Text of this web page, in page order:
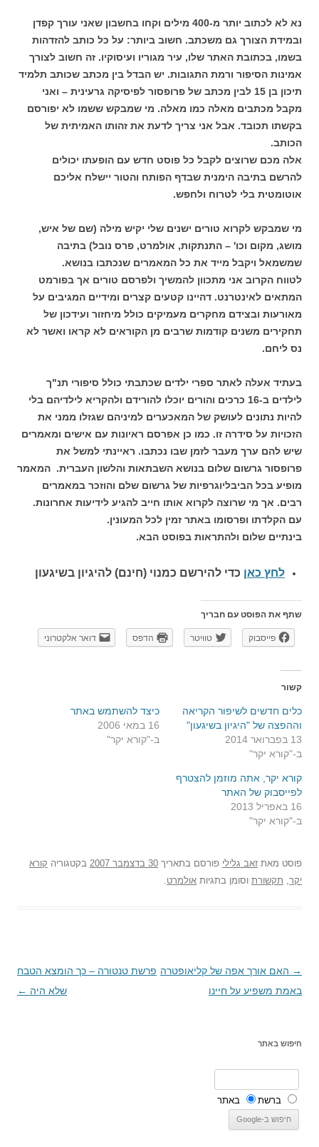
נא לא לכתוב יותר מ-400 מילים וקחו בחשבון שאני עורך קפדן
ובמידת הצורך גם משכתב. חשוב ביותר: על כל כותב להזדהות
בשמו, בכתובת האתר שלו, עיר מגוריו ועיסוקיו. זה חשוב לצורך
אמינות הסיפור ורמת התגובות. יש הבדל בין מכתב שכותב תלמיד
תיכון בן 15 לבין מכתב של פרופסור לפיסיקה גרעינית – ואני
מקבל מכתבים מאלה כמו מאלה. מי שמבקש ששמו לא יפורסם
בקשתו תכובד. אבל אני צריך לדעת את זהותו האמיתית של
הכותב.
אלה מכם שרוצים לקבל כל פוסט חדש עם הופעתו יכולים
להרשם בתיבה הימנית שבדף הפותח והטור יישלח אליכם
אוטומטית בלי לטרוח ולחפש.
מי שמבקש לקרוא טורים ישנים שלי יקיש מילה (שם של איש,
מושג, מקום וכו' – התנתקות, אולמרט, פרס נובל) בתיבה
שמשמאל ויקבל מייד את כל המאמרים שנכתבו בנושא.
לטווח הקרוב אני מתכוון להמשיך ולפרסם טורים אך בפורמט
המתאים לאינטרנט. דהיינו קטעים קצרים ומידיים המגיבים על
מאורעות ובצידם מחקרים מעמיקים כולל מיחזור ועידכון של
תחקירים משנים קודמות שרבים מן הקוראים לא קראו ואשר לא
נס ליחם.
בעתיד אעלה לאתר ספרי ילדים שכתבתי כולל סיפורי תנ"ך
לילדים ב-16 כרכים והורים יוכלו להורידם ולהקריא לילדיהם בלי
להיות נתונים לעושק של המאכערים למיניהם שגזלו ממני את
הזכויות על סידרה זו. כמו כן אפרסם ראיונות עם אישים ומאמרים
שיש להם ערך מעבר לזמן שבו נכתבו. ראיינתי למשל את
פרופסור גרשום שלום בנושא השבתאות והלשון העברית. המאמר
מופיע בכל הביבליוגרפיות של גרשום שלם והוזכר במאמרים
רבים. אך מי שרוצה לקרוא אותו חייב להגיע לידיעות אחרונות.
עם הקלדתו ופרסומו באתר זמין לכל המעונין.
בינתיים שלום ולהתראות בפוסט הבא.
לחץ כאן כדי להירשם כמנוי (חינם) להיגיון בשיגעון
שתף את הפוסט עם חבריך
פייסבוק טוויטר הדפס דואר אלקטרוני
קשור
כלים חדשים לשיפור הקריאה
וההפצה של "היגיון בשיגעון"
13 בפברואר 2014
ב-"קורא יקר"
כיצד להשתמש באתר
16 במאי 2006
ב-"קורא יקר"
קורא יקר, אתה מוזמן להצטרף
לפייסבוק של האתר
16 באפריל 2013
ב-"קורא יקר"
פוסט מאת זאב גלילי פורסם בתאריך 30 בדצמבר 2007 בקטגוריה קורא
יקר תקשורת וסומן בתגיות אולמרט
ניווט
בפוסטים
→ האם אורך אפה של קליאופטרה
באמת משפיע על חיינו
פרשת טנטורה – כך הומצא הטבח
שלא היה ←
חיפוש באתר
ברשת באתר